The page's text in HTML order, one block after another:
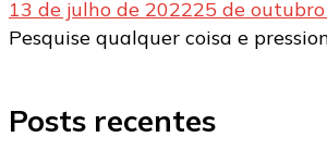
13 de julho de 202225 de
Procurando
Pesquise qualquer coisa e
Posts recentes